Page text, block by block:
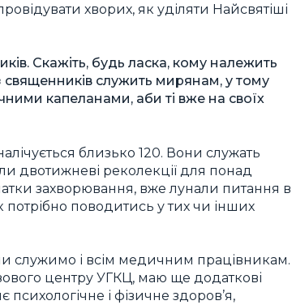
хворих, як уділяти Найсвятіші
Скажіть, будь ласка, кому належить
священників служить мирянам, у тому
капеланами, аби ті вже на своїх
близько 120. Вони служать
двотижневі реколекції для понад
захворювання, вже лунали питання
поводитись у тих чи інших
служимо і всім медичним працівникам.
центру УГКЦ, маю ще додаткові
психологічне і фізичне здоров’я,